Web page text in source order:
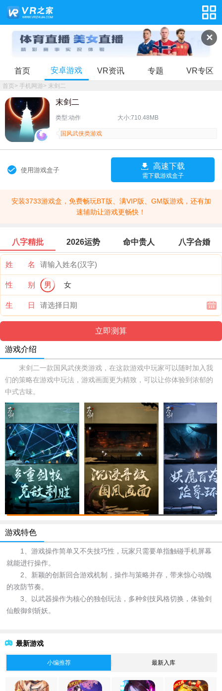
✕
首页 安卓游戏 VR资讯 专题 VR专区
首页> 手机网游> 末剑二
末剑二
类型:动作 大小:710.48MB
国风武侠类游戏
使用游戏盒子 高速下载
需下载游戏盒子
安装3733游戏盒，免费畅玩BT版、满VIP版、GM版游戏，还有加
速辅助让游戏更畅快！
八字精批 2026运势 命中贵人 八字合婚
姓 名
性 别 男 女
生 日
游戏介绍
末剑二一款国风武侠类游戏，在这款游戏中玩家可以随时加入我
们的策略在游戏中玩法，游戏画面更为精致，可以让你体验到浓郁的
中式古味。
游戏特色
1、游戏操作简单又不失技巧性，玩家只需要单指触碰手机屏幕
就能进行操作。
2、新颖的创新回合游戏机制，操作与策略并存，带来惊心动魄
的攻防节奏。
3、以武器操作为核心的独创玩法，多种剑技风格切换，体验剑
仙般御剑斩妖。
最新游戏
小编推荐 最新入库